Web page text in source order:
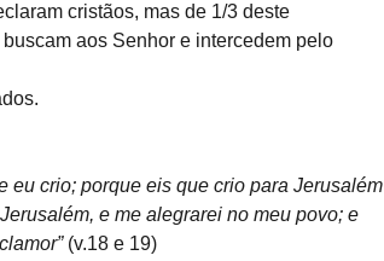
cristãos, mas de 1/3 deste
aos Senhor e intercedem pelo
eu crio; porque eis que crio para Jerusalém
e me alegrarei no meu povo; e
(v.18 e 19)